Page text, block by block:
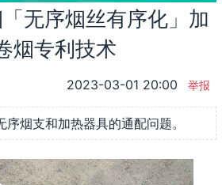
无序烟丝有序化」加
烟专利技术
2023-03-01 20:00 举报
烟支和加热器具的通配问题。